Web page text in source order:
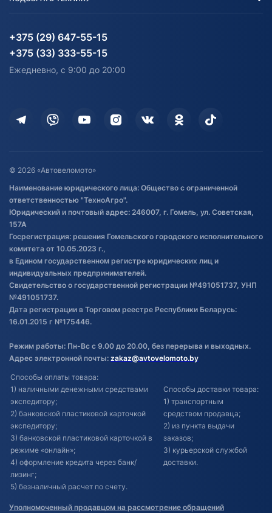
Блог
Карта сайта
Согласие на обработку
Информация до получения
согласия на обработку
Дополнительные услуги
Оставить отзыв
Договор публичной оферты
Обработка файлов cookie
Постановка транспорта на учет
Обновления в ЭПТС 2024
Агротехника
Водный транспорт
Электротранспорт
Агротехника
Электротранспорт
+375 (29) 647-55-15
+375 (33) 333-55-15
Ежедневно, с 9:00 до 20:00
© 2026 «Автовеломото»
Наименование юридического лица: Общество с ограниченной
ответственностью "ТехноАгро".
Юридический и почтовый адрес: 246007, г. Гомель, ул. Советская,
157А
Госрегистрация: решения Гомельского городского исполнительного
комитета от 10.05.2023 г.,
в Едином государственном регистре юридических лиц и
индивидуальных предпринимателей.
Свидетельство о государственной регистрации №491051737, УНП
№491051737.
Дата регистрации в Торговом реестре Республики Беларусь:
16.01.2015 г №175446.
Режим работы: Пн-Вс с 9.00 до 20.00, без перерыва и выходных.
Адрес электронной почты: zakaz@avtovelomoto.by
Способы оплаты товара:
1) наличными денежными средствами
экспедитору;
2) банковской пластиковой карточкой
экспедитору;
3) банковской пластиковой карточкой в
режиме «онлайн»;
4) оформление кредита через банк/
лизинг;
5) безналичный расчет по счету.
Способы доставки товара:
1) транспортным
средством продавца;
2) из пункта выдачи
заказов;
3) курьерской службой
доставки.
Уполномоченный продавцом на рассмотрение обращений